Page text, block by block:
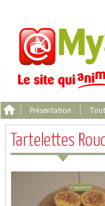
Présentation
Tartelettes